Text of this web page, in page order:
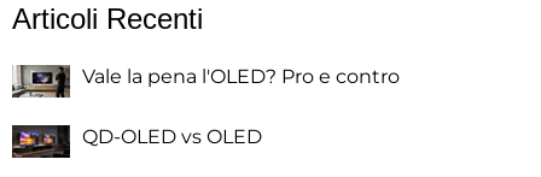
Articoli Recenti
Vale la pena l'OLED? Pro e contro
QD-OLED vs OLED